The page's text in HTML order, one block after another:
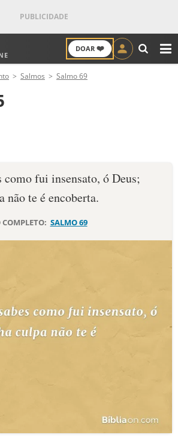
DOAR ❤️
Salmos Salmo 69
como fui insensato, ó Deus;
não te é encoberta.
SALMO 69